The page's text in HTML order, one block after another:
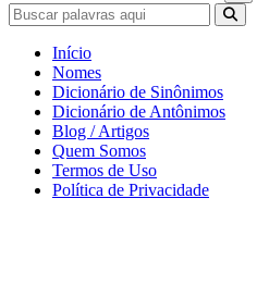
Início
Nomes
Dicionário de Sinônimos
Dicionário de Antônimos
Blog / Artigos
Quem Somos
Termos de Uso
Política de Privacidade